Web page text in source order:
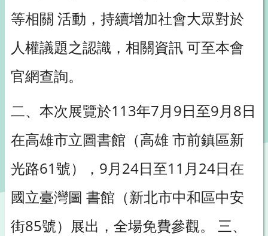
等相關 活動，持續增加社會大眾對於
人權議題之認識，相關資訊 可至本會
官網查詢。
二、本次展覽於113年7月9日至9月8日
在高雄市立圖書館（高雄 市前鎮區新
光路61號），9月24日至11月24日在
國立臺灣圖 書館（新北市中和區中安
街85號）展出，全場免費參觀。 三、